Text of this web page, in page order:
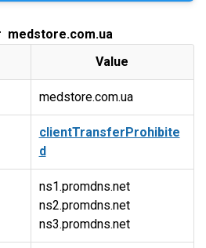
medstore.com.ua
Value
medstore.com.ua
clientTransferProhibite
d
ns1.promdns.net
ns2.promdns.net